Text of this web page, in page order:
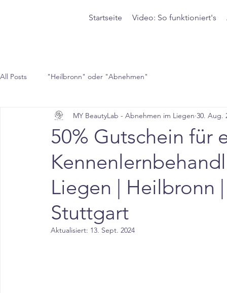
Startseite Video: So funktioniert's
All Posts "Heilbronn" oder "Abnehmen"
50% Gutschein für
Liegen | Heilbronn
Stuttgart
MY BeautyLab - Abnehmen im Liegen 30. Aug.
Aktualisiert: 13. Sept. 2024